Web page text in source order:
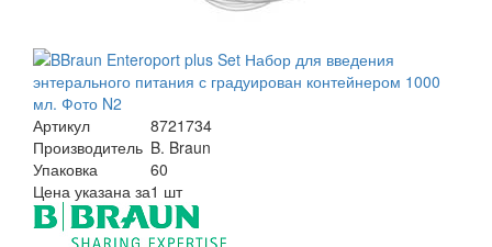
Артикул
8721734
Производитель B. Braun
Упаковка
60
Цена указана за1 шт